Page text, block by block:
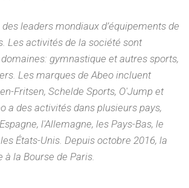
leaders mondiaux d’équipements de
Les activités de la société sont
gymnastique et autres sports,
Les marques de Abeo incluent
Fritsen, Schelde Sports, O'Jump et
a des activités dans plusieurs pays,
l'Allemagne, les Pays-Bas, le
États-Unis. Depuis octobre 2016, la
la Bourse de Paris.